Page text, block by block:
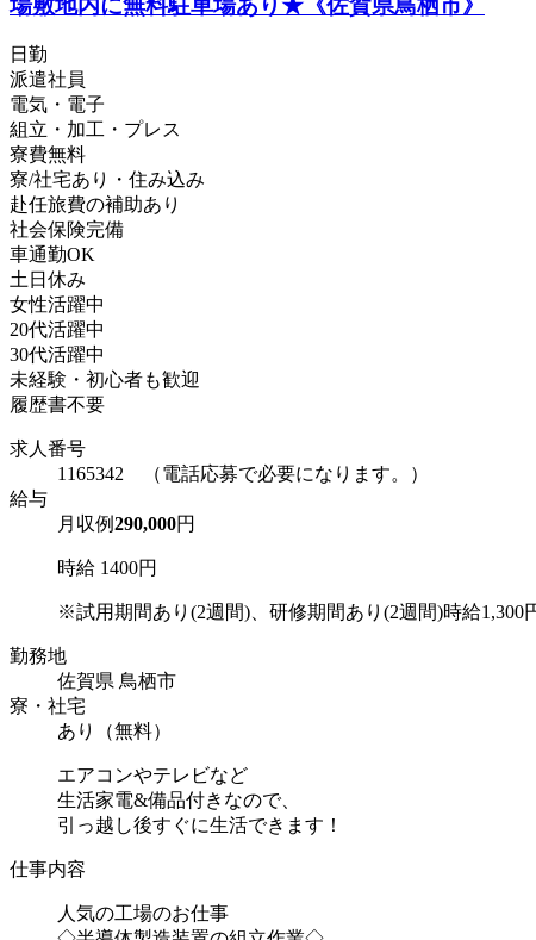
日勤
派遣社員
電気・電子
組立・加工・プレス
寮費無料
寮/社宅あり・住み込み
赴任旅費の補助あり
社会保険完備
車通勤OK
土日休み
女性活躍中
20代活躍中
30代活躍中
未経験・初心者も歓迎
履歴書不要
求人番号
1165342 （電話応募で必要になります。）
給与
月収例290,000円
時給 1400円
※試用期間あり(2週間)、研修期間あり(2週間)時給1,300
勤務地
佐賀県 鳥栖市
寮・社宅
あり（無料）
エアコンやテレビなど
生活家電&備品付きなので、
引っ越し後すぐに生活できます！
仕事内容
人気の工場のお仕事